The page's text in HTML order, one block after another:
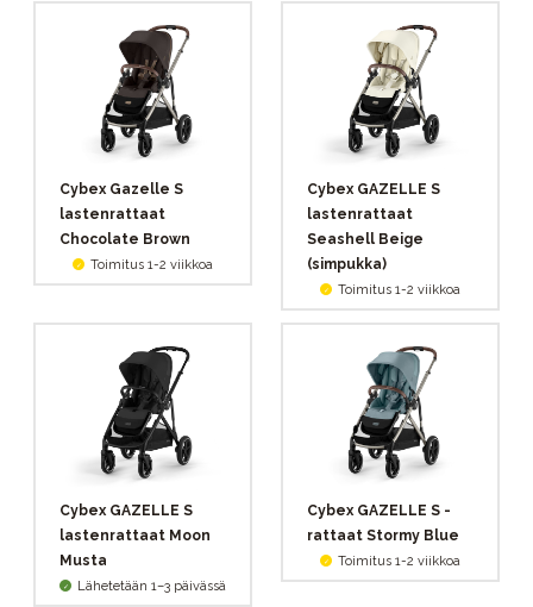
Cybex Gazelle S
lastenrattaat
Chocolate Brown
Toimitus 1-2 viikkoa
Cybex GAZELLE S
lastenrattaat
Seashell Beige
(simpukka)
Toimitus 1-2 viikkoa
Cybex GAZELLE S
lastenrattaat Moon
Musta
Lähetetään 1–3 päivässä
Cybex GAZELLE S -
rattaat Stormy Blue
Toimitus 1-2 viikkoa